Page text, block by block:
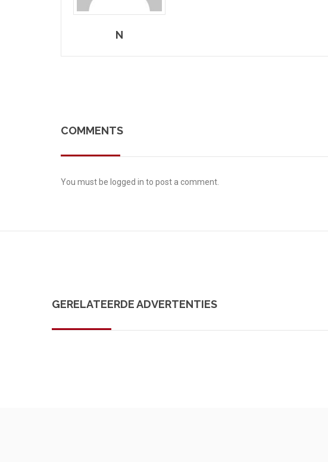
N
COMMENTS
You must be logged in to post a comment.
GERELATEERDE ADVERTENTIES